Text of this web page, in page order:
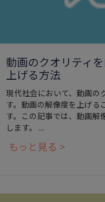
動画のクオリティ
上げる方法
現代社会において、動画の
す。動画の解像度を上げる
す。この記事では、動画解
します。 ...
もっと見る >